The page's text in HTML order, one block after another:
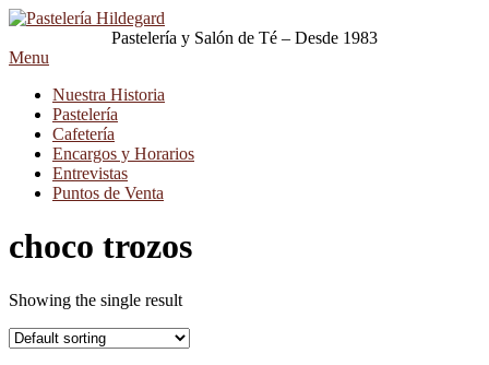
Pastelería y Salón de Té – Desde 1983
Menu
Nuestra Historia
Pastelería
Cafetería
Encargos y Horarios
Entrevistas
Puntos de Venta
choco trozos
Showing the single result